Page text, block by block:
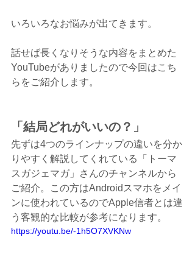
いろいろなお悩みが出てきます。
話せば長くなりそうな内容をまとめた
YouTubeがありましたので今回はこち
らをご紹介します。
「結局どれがいいの？」
先ずは4つのラインナップの違いを分か
りやすく解説してくれている「トーマ
スガジェマガ」さんのチャンネルから
ご紹介。この方はAndroidスマホをメイ
ンに使われているのでApple信者とは違
う客観的な比較が参考になります。
https://youtu.be/-1h5O7XVKNw